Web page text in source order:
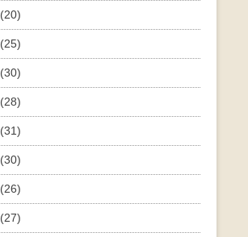
(20)
(25)
(30)
(28)
(31)
(30)
(26)
(27)